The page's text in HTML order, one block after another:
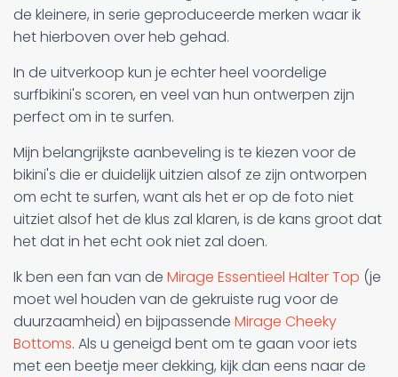
de kleinere, in serie geproduceerde merken waar ik
het hierboven over heb gehad.
In de uitverkoop kun je echter heel voordelige
surfbikini's scoren, en veel van hun ontwerpen zijn
perfect om in te surfen.
Mijn belangrijkste aanbeveling is te kiezen voor de
bikini's die er duidelijk uitzien alsof ze zijn ontworpen
om echt te surfen, want als het er op de foto niet
uitziet alsof het de klus zal klaren, is de kans groot dat
het dat in het echt ook niet zal doen.
Ik ben een fan van de Mirage Essentieel Halter Top (je
moet wel houden van de gekruiste rug voor de
duurzaamheid) en bijpassende Mirage Cheeky
Bottoms. Als u geneigd bent om te gaan voor iets
met een beetje meer dekking, kijk dan eens naar de